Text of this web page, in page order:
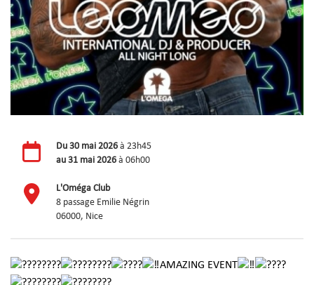
Du 30 mai 2026 à 23h45
au 31 mai 2026 à 06h00
L'Oméga Club
8 passage Emilie Négrin
06000, Nice
AMAZING EVENT